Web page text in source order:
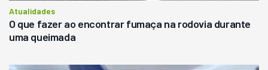
Atualidades
O que fazer ao encontrar fumaça na rodovia durante
uma queimada